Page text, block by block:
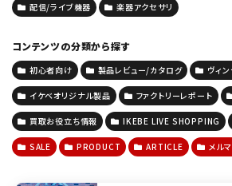
配信/ライブ機器 楽器アクセサリ
コンテンツの分類から探す
初心者向け 製品レビュー/カタログ ヴィ
イケベオリジナル製品 ファクトリーレポート
買取お役立ち情報 IKEBE LIVE SHOPPING
SALE PRODUCT ARTICLE メル